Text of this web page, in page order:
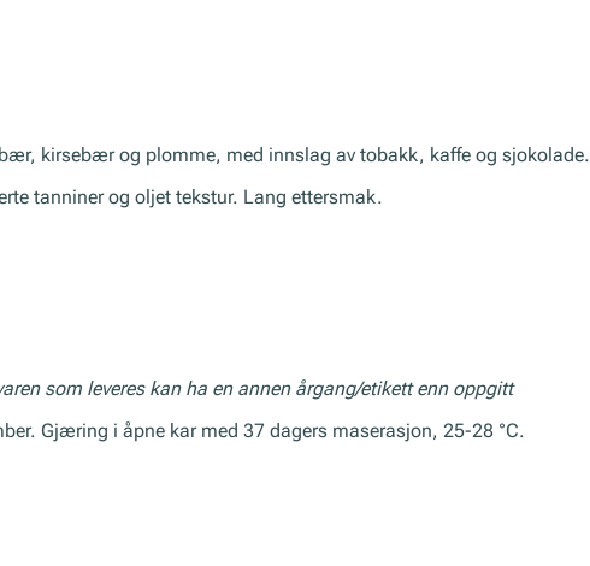
kirsebær og plomme, med innslag av tobakk, kaffe og sjokolade.
tanniner og oljet tekstur. Lang ettersmak.
som leveres kan ha en annen årgang/etikett enn oppgitt
Gjæring i åpne kar med 37 dagers maserasjon, 25-28 °C.